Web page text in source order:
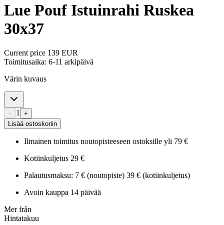
Lue Pouf Istuinrahi Ruskea
30x37
Current price 139 EUR
Toimitusaika: 6-11 arkipäivä
Värin kuvaus
− 1
+
Lisää ostoskoriin
Ilmainen toimitus noutopisteeseen ostoksille yli 79 €
Kotiinkuljetus 29 €
Palautusmaksu: 7 € (noutopiste) 39 € (kotiinkuljetus)
Avoin kauppa 14 päivää
Mer från
Hintatakuu